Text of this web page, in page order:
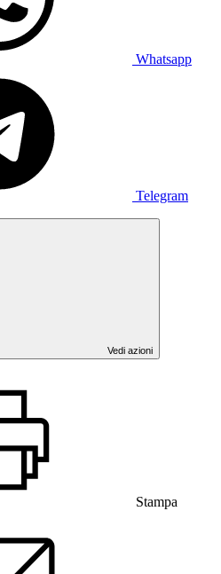
Whatsapp
Telegram
Vedi azioni
Stampa